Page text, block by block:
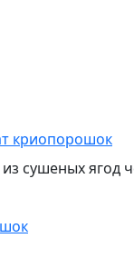
криопорошок
сушеных ягод